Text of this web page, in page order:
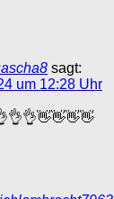
sagt:
um 12:28 Uhr